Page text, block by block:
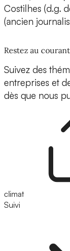
Costilhes (d.g.
(ancien
Restez au
Suivez des
entreprises et
dès que nous
climat
Suivi